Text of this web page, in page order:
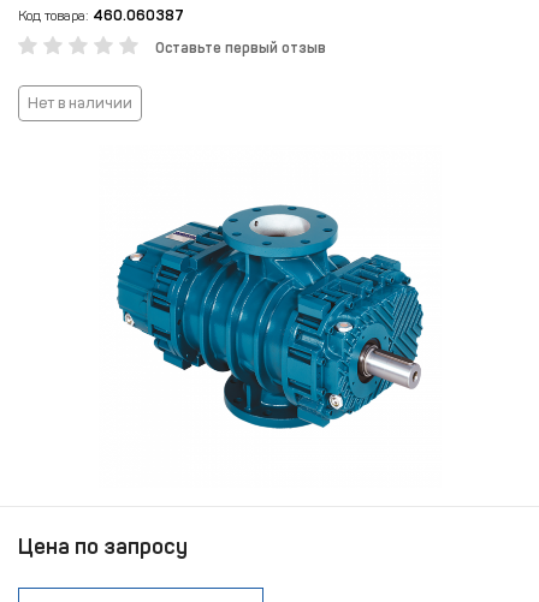
Код товара: 460.060387
Оставьте первый отзыв
Нет в наличии
Цена по запросу